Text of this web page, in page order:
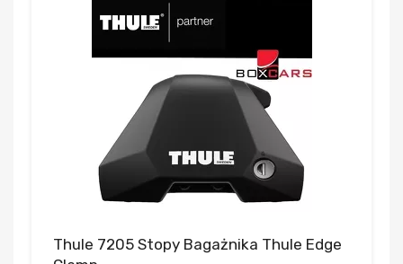
Thule 7205 Stopy Bagażnika Thule Edge